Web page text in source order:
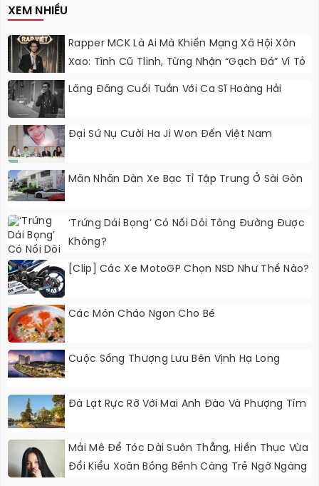
XEM NHIỀU
Rapper MCK Là Ai Mà Khiến Mạng Xã Hội Xôn
Xao: Tình Cũ Tlinh, Từng Nhận “gạch Đá” Vì Tỏ
Thái Độ Với Trường Giang
Lãng Đãng Cuối Tuần Với Ca Sĩ Hoàng Hải
Đại Sứ Nụ Cười Ha Ji Won Đến Việt Nam
Mãn Nhãn Dàn Xe Bạc Tỉ Tập Trung Ở Sài Gòn
‘Trứng Dái Bọng’ Có Nối Dõi Tông Đường Được
Không?
[Clip] Các Xe MotoGP Chọn NSD Như Thế Nào?
Các Món Cháo Ngon Cho Bé
Cuộc Sống Thượng Lưu Bên Vịnh Hạ Long
Đà Lạt Rực Rỡ Với Mai Anh Đào Và Phượng Tím
Mải Mê Để Tóc Dài Suôn Thẳng, Hiền Thục Vừa
Đổi Kiểu Xoăn Bồng Bềnh Càng Trẻ Ngỡ Ngàng